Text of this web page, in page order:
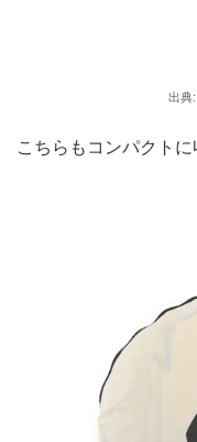
出典:
こちらもコンパクトに